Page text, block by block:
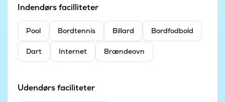
Indendørs facilliteter
Pool Bordtennis Billard Bordfodbold
Dart Internet Brændeovn
Udendørs faciliteter